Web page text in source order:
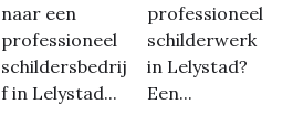
naar een
professioneel
schildersbedrij
f in Lelystad...
professioneel
schilderwerk
in Lelystad?
Een...